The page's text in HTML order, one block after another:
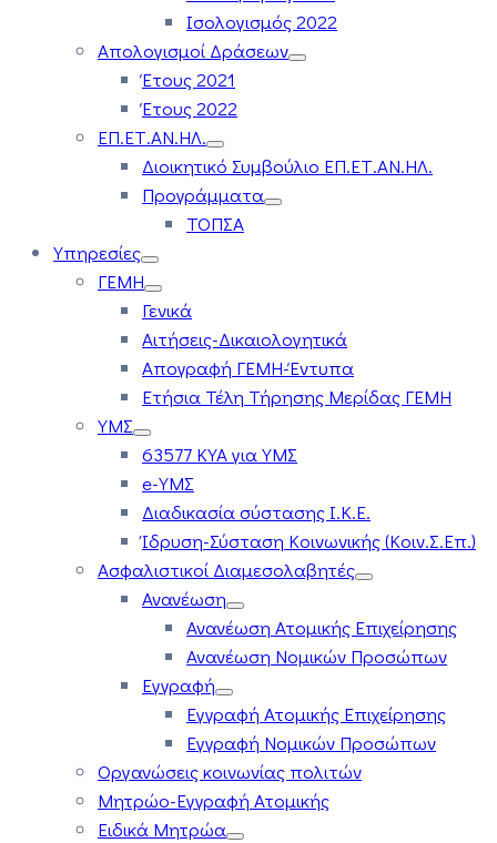
Ισολογισμός 2022
Απολογισμοί Δράσεων
Έτους 2021
Έτους 2022
ΕΠ.ΕΤ.ΑΝ.ΗΛ.
Διοικητικό Συμβούλιο ΕΠ.ΕΤ.ΑΝ.ΗΛ.
Προγράμματα
ΤΟΠΣΑ
Υπηρεσίες
ΓΕΜΗ
Γενικά
Αιτήσεις-Δικαιολογητικά
Απογραφή ΓΕΜΗ-Έντυπα
Ετήσια Τέλη Τήρησης Μερίδας ΓΕΜΗ
ΥΜΣ
63577 ΚΥΑ για ΥΜΣ
e-ΥΜΣ
Διαδικασία σύστασης Ι.Κ.Ε.
Ίδρυση-Σύσταση Κοινωνικής (Κοιν.Σ.Επ.)
Ασφαλιστικοί Διαμεσολαβητές
Ανανέωση
Ανανέωση Ατομικής Επιχείρησης
Ανανέωση Νομικών Προσώπων
Εγγραφή
Εγγραφή Ατομικής Επιχείρησης
Εγγραφή Νομικών Προσώπων
Οργανώσεις κοινωνίας πολιτών
Μητρώο-Εγγραφή Ατομικής
Ειδικά Μητρώα